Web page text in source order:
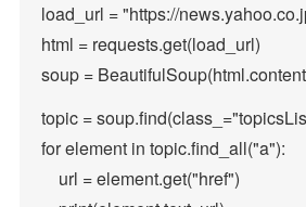
load_url = "https://
html = requests.get(load_url)
soup =
topic =
for element in topic.find_all("a"):
url = element.get("href")